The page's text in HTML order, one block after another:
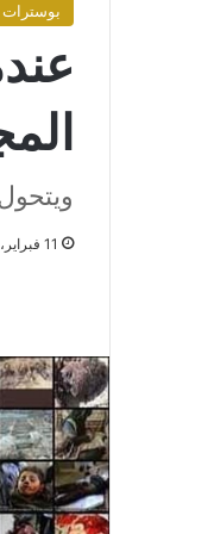
بوسترات
11 فبراير، 2022